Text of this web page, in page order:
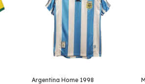
Argentina Home 1998